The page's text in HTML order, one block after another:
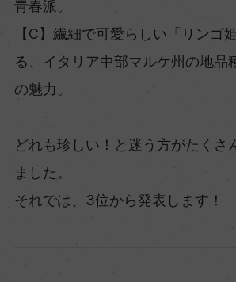
青春派。
【C】繊細で可愛らしい「リンゴ
る、イタリア中部マルケ州の地品
の魅力。
どれも珍しい！と迷う方がたくさ
ました。
それでは、3位から発表します！